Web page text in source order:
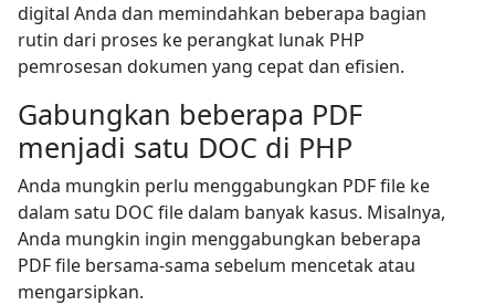
digital Anda dan memindahkan beberapa bagian
rutin dari proses ke perangkat lunak PHP
pemrosesan dokumen yang cepat dan efisien.
Gabungkan beberapa PDF
menjadi satu DOC di PHP
Anda mungkin perlu menggabungkan PDF file ke
dalam satu DOC file dalam banyak kasus. Misalnya,
Anda mungkin ingin menggabungkan beberapa
PDF file bersama-sama sebelum mencetak atau
mengarsipkan.